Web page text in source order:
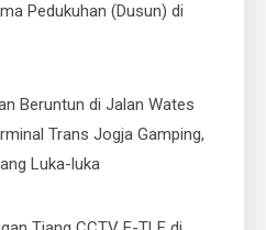
Pedukuhan (Dusun) di
Beruntun di Jalan Wates
Trans Jogja Gamping,
Luka-luka